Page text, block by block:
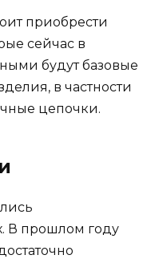
приобрести
сейчас в
будут базовые
в частности
цепочки.
В прошлом году